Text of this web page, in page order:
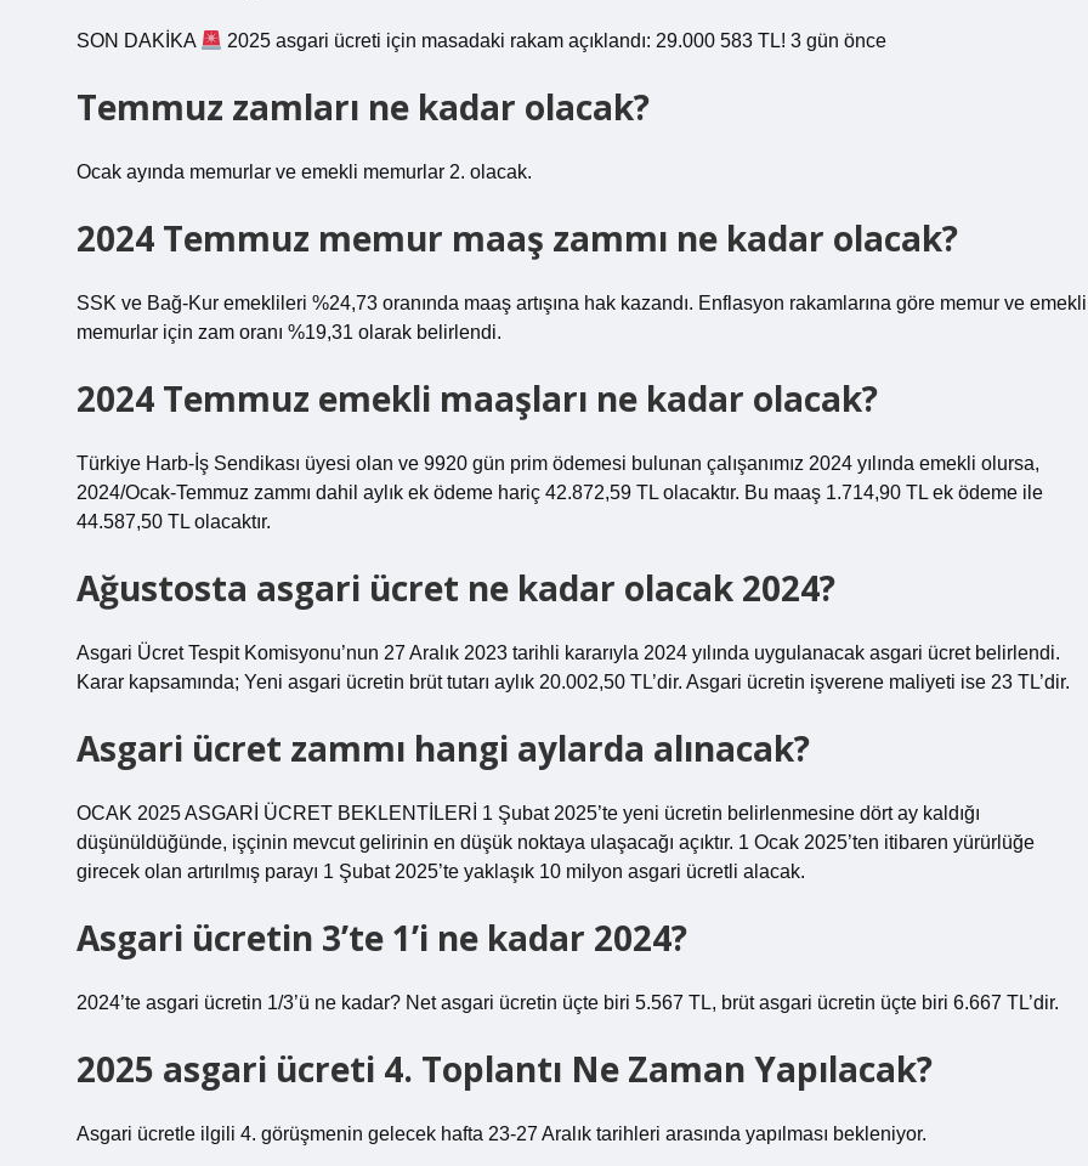
SON DAKİKA 2025 asgari ücreti için masadaki rakam açıklandı: 29.000 583 TL! 3 gün önce
Temmuz zamları ne kadar olacak?
Ocak ayında memurlar ve emekli memurlar 2. olacak.
2024 Temmuz memur maaş zammı ne kadar olacak?
SSK ve Bağ-Kur emeklileri %24,73 oranında maaş artışına hak kazandı. Enflasyon rakamlarına göre memur ve emekli
memurlar için zam oranı %19,31 olarak belirlendi.
2024 Temmuz emekli maaşları ne kadar olacak?
Türkiye Harb-İş Sendikası üyesi olan ve 9920 gün prim ödemesi bulunan çalışanımız 2024 yılında emekli olursa,
2024/Ocak-Temmuz zammı dahil aylık ek ödeme hariç 42.872,59 TL olacaktır. Bu maaş 1.714,90 TL ek ödeme ile
44.587,50 TL olacaktır.
Ağustosta asgari ücret ne kadar olacak 2024?
Asgari Ücret Tespit Komisyonu’nun 27 Aralık 2023 tarihli kararıyla 2024 yılında uygulanacak asgari ücret belirlendi.
Karar kapsamında; Yeni asgari ücretin brüt tutarı aylık 20.002,50 TL’dir. Asgari ücretin işverene maliyeti ise 23 TL’dir.
Asgari ücret zammı hangi aylarda alınacak?
OCAK 2025 ASGARİ ÜCRET BEKLENTİLERİ 1 Şubat 2025’te yeni ücretin belirlenmesine dört ay kaldığı
düşünüldüğünde, işçinin mevcut gelirinin en düşük noktaya ulaşacağı açıktır. 1 Ocak 2025’ten itibaren yürürlüğe
girecek olan artırılmış parayı 1 Şubat 2025’te yaklaşık 10 milyon asgari ücretli alacak.
Asgari ücretin 3’te 1’i ne kadar 2024?
2024’te asgari ücretin 1/3’ü ne kadar? Net asgari ücretin üçte biri 5.567 TL, brüt asgari ücretin üçte biri 6.667 TL’dir.
2025 asgari ücreti 4. Toplantı Ne Zaman Yapılacak?
Asgari ücretle ilgili 4. görüşmenin gelecek hafta 23-27 Aralık tarihleri ​​arasında yapılması bekleniyor.